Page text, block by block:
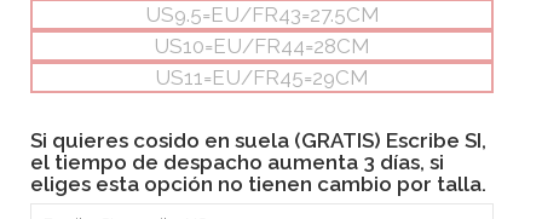
US9.5=EU/FR43=27.5CM
US10=EU/FR44=28CM
US11=EU/FR45=29CM
Si quieres cosido en suela (GRATIS) Escribe SI,
el tiempo de despacho aumenta 3 días, si
eliges esta opción no tienen cambio por talla.